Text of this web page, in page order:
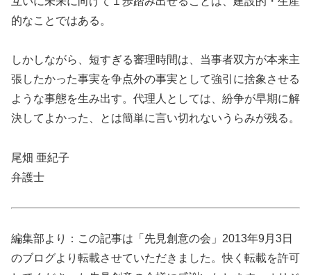
的なことではある。
しかしながら、短すぎる審理時間は、当事者双方が本来主
張したかった事実を争点外の事実として強引に捨象させる
ような事態を生み出す。代理人としては、紛争が早期に解
決してよかった、とは簡単に言い切れないうらみが残る。
尾畑 亜紀子
弁護士
編集部より：この記事は「先見創意の会」2013年9月3日
のブログより転載させていただきました。快く転載を許可